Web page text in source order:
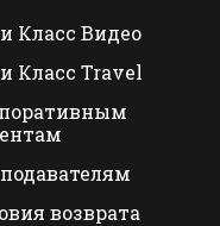
Класс Видео
Класс Travel
возврата